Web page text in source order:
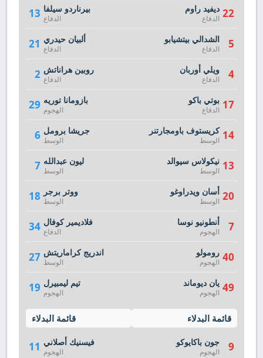
13 بيرناردو سيلفا
الدفاع
21 ألبيان حيدري
الدفاع
2 روبين هراناتش
الدفاع
29 بازومانا توريه
الهجوم
6 جريشا برومل
الوسط
7 ليون عبدالله
الوسط
18 ووتر برجر
الوسط
34 فلاديمير كوفال
الدفاع
27 اندريج كراماريتش
الوسط
19 تيم ليمبيرل
الهجوم
قائمة البدلاء
11 فيسنيك أصلاني
الهجوم
22 ديفيد راوم
الدفاع
5 الشدالي بيتشيابو
الدفاع
4 ويلي أوربان
الدفاع
17 بوتي باكو
الدفاع
14 كريستوف باومجارتنر
الوسط
13 نيكولاس سيوالد
الوسط
20 أسان ويدراوغو
الوسط
7 أنطونيو نوسا
الهجوم
40 رومولو
الهجوم
49 يان ديوماند
الهجوم
قائمة البدلاء
9 جون باكايوكو
الهجوم